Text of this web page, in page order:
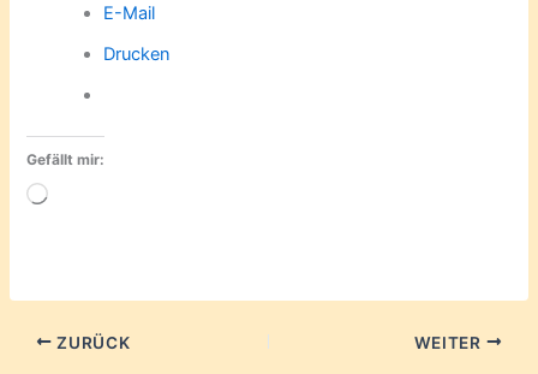
E-Mail
Drucken
Gefällt mir:
Wird
ZURÜCK WEITER